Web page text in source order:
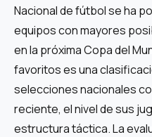
Nacional de fútbol se ha
equipos con mayores
en la próxima Copa del
favoritos es una
selecciones nacionales
reciente, el nivel de sus
estructura táctica. La